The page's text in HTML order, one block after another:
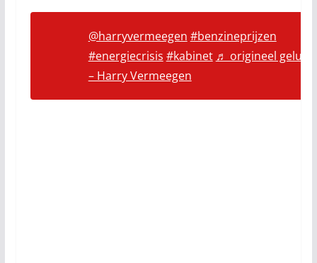
@harryvermeegen #benzineprijzen
#energiecrisis #kabinet ♬ origineel geluid
– Harry Vermeegen